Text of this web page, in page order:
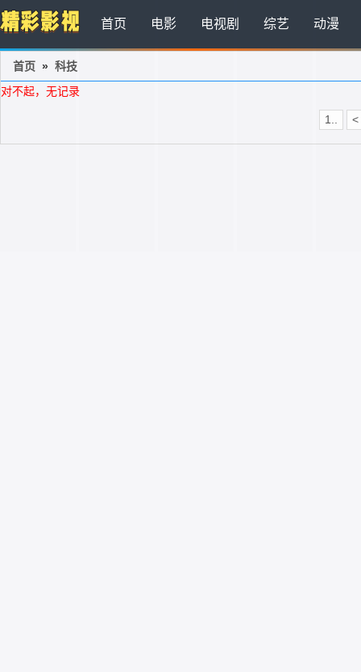
首页 电影 电视剧 综艺 动漫
首页 » 科技
对不起，无记录
1.. <